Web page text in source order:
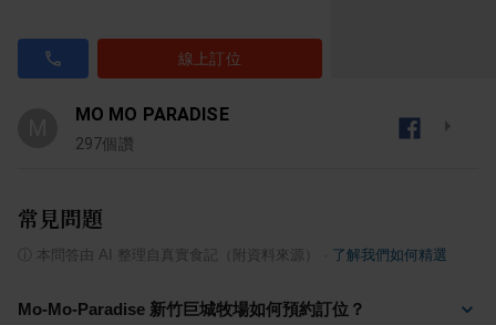
線上訂位
MO MO PARADISE
297個讚
常見問題
本問答由 AI 整理自真實食記（附資料來源） 了解我們如何精選
Mo-Mo-Paradise 新竹巨城牧場如何預約訂位？